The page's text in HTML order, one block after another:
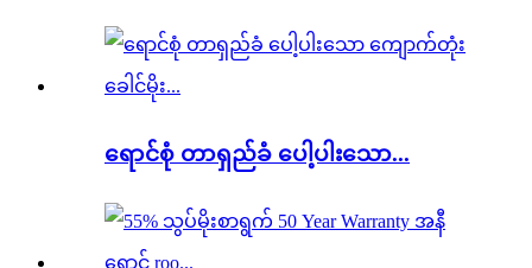
ရောင်စုံ တာရှည်ခံ ပေါ့ပါးသော...